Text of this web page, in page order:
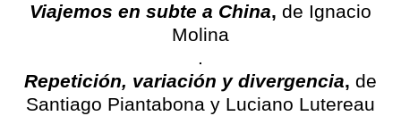
Viajemos en subte a China, de Ignacio
Molina
.
Repetición, variación y divergencia, de
Santiago Piantabona y Luciano Lutereau